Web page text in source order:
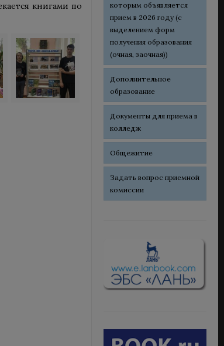
книгами по
которым объявляется
прием в 2026 году (с
выделением форм
получения образования
(очная, заочная))
Дополнительное
образование
Документы для приема в
колледж
Общежитие
Задать вопрос приемной
комиссии